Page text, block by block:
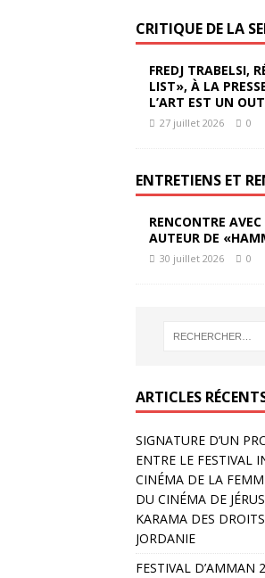
CRITIQUE DE LA
FREDJ TRABELSI,
LIST», À LA
L’ART EST UN
27 juillet 2026 0
ENTRETIENS ET
RENCONTRE
AUTEUR DE
30 juillet 2026 0
ARTICLES
SIGNATURE D’UN
ENTRE LE FESTIVAL
CINÉMA DE LA
DU CINÉMA DE
KARAMA DES
JORDANIE
FESTIVAL D’AMMAN